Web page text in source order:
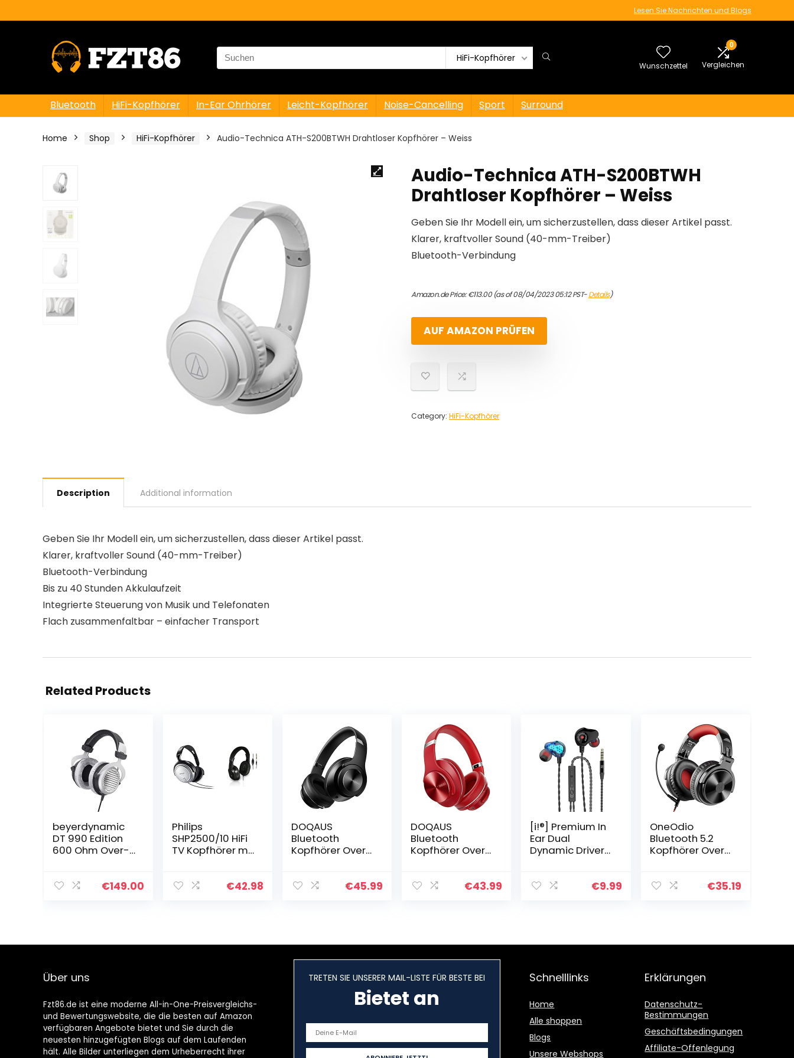
Lesen Sie Nachrichten und Blogs
Search
for:
HiFi-Kopfhörer
Wunschzettel
0
Vergleichen
Bluetooth HiFi-Kopfhörer In-Ear Ohrhörer Leicht-Kopfhörer Noise-Cancelling Sport Surround
Home Shop HiFi-Kopfhörer Audio-Technica ATH-S200BTWH Drahtloser Kopfhörer – Weiss
Audio-Technica ATH-S200BTWH
Drahtloser Kopfhörer – Weiss
Geben Sie Ihr Modell ein, um sicherzustellen, dass dieser Artikel passt.
Klarer, kraftvoller Sound (40-mm-Treiber)
Bluetooth-Verbindung
Amazon.de Price:€113.00(as of 08/04/2023 05:12 PST-Details)
AUF AMAZON PRÜFEN
Category: HiFi-Kopfhörer
Description Additional information
Geben Sie Ihr Modell ein, um sicherzustellen, dass dieser Artikel passt.
Klarer, kraftvoller Sound (40-mm-Treiber)
Bluetooth-Verbindung
Bis zu 40 Stunden Akkulaufzeit
Integrierte Steuerung von Musik und Telefonaten
Flach zusammenfaltbar – einfacher Transport
Related Products
beyerdynamic
DT 990 Edition
600 Ohm Over-
Offene
€149.00
Philips
SHP2500/10 HiFi
TV Kopfhörer mit
Sound,
€42.98
DOQAUS
Bluetooth
Kopfhörer Over-
Kopfhörer
€45.99
DOQAUS
Bluetooth
Kopfhörer Over
Kopfhörer mit 3
€43.99
[i!®] Premium In
Ear Dual
Dynamic Driver
Headset |
€9.99
OneOdio
Bluetooth 5.2
Kopfhörer Over
Kabellos mit€35.19
Über uns
Fzt86.de ist eine moderne All-in-One-Preisvergleichs-
und Bewertungswebsite, die die besten auf Amazon
verfügbaren Angebote bietet und Sie durch die
neuesten hinzugefügten Blogs auf dem Laufenden
hält. Alle Bilder unterliegen dem Urheberrecht ihrer
TRETEN SIE UNSERER MAIL-LISTE FÜR BESTE BEI
Bietet an
Schnelllinks
Home
Alle shoppen
Blogs
Unsere Webshops
Erklärungen
Datenschutz-
Bestimmungen
Geschäftsbedingungen
Affiliate-Offenlegung